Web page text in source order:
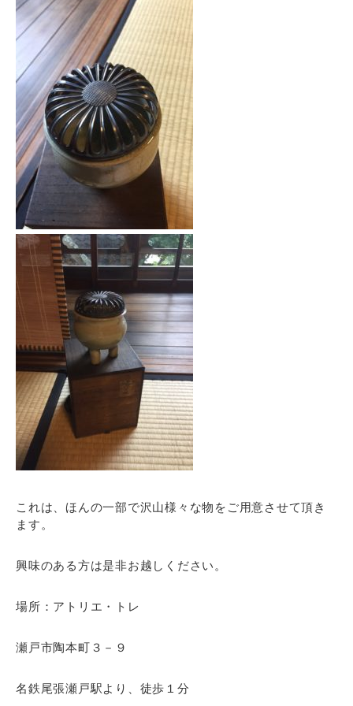
これは、ほんの一部で沢山様々な物をご用意させて頂き
ます。
興味のある方は是非お越しください。
場所：アトリエ・トレ
瀬戸市陶本町３－９
名鉄尾張瀬戸駅より、徒歩１分